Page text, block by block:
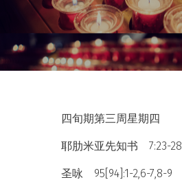
四旬期第三周星期四
耶肋米亚先知书 7:23-28
圣咏 95[94]:1-2,6-7,8-9